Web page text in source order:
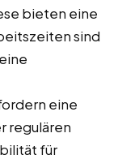
bieten eine
sind
eine
regulären
für